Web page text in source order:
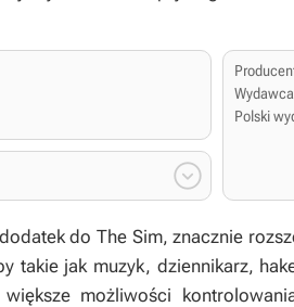

Polski
do The Sim, znacznie
takie jak muzyk, dziennikarz,
większe możliwości